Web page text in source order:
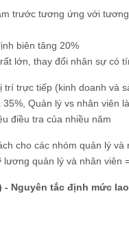
trước tương ứng với
biên tăng 20%
lớn, thay đổi nhân sự có
trực tiếp (kinh doanh và
Quản lý vs nhân viên
điều tra của nhiều năm
cho các nhóm quản lý
quản lý và nhân viên
Nguyên tắc định mức